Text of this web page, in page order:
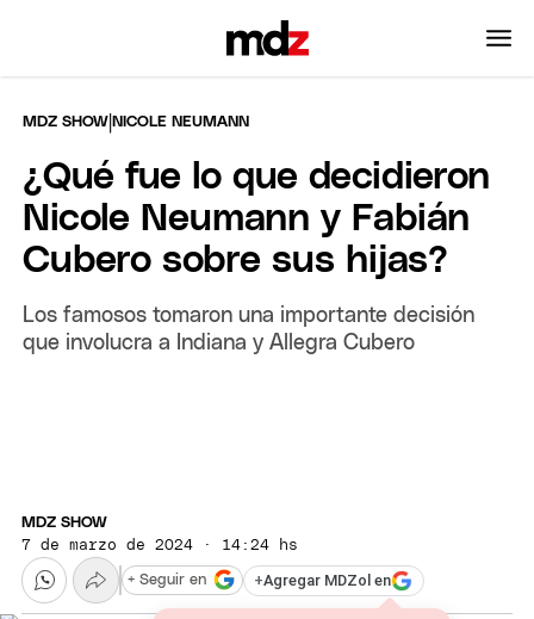
MDZ SHOW |NICOLE NEUMANN
¿Qué fue lo que decidieron
Nicole Neumann y Fabián
Cubero sobre sus hijas?
Los famosos tomaron una importante decisión
que involucra a Indiana y Allegra Cubero
MDZ SHOW
7 de marzo de 2024 · 14:24 hs
+Agregar MDZol en
+ Seguir en